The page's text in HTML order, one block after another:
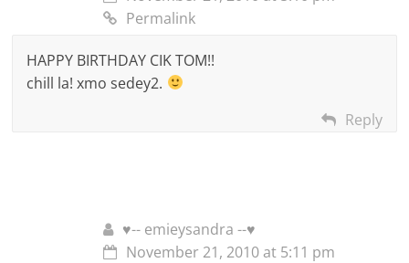
Permalink
HAPPY BIRTHDAY CIK TOM!!
chill la! xmo sedey2.
Reply
♥-- emieysandra --♥
November 21, 2010 at 5:11 pm